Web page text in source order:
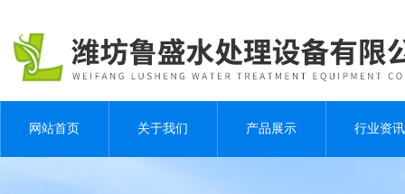
网站首页 关于我们 产品展示 行业资讯